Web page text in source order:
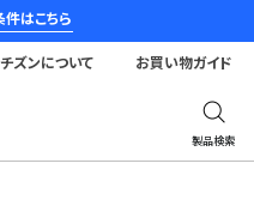
はこちら
製品検索
ズンについて お買い物ガイド